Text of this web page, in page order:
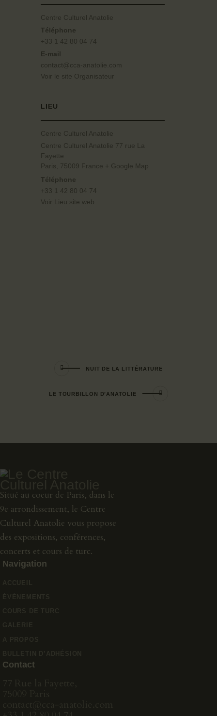
Centre Culturel Anatolie
Téléphone
+33 1 42 80 04 74
E-mail
contact@cca-anatolie.com
Voir le site Organisateur
LIEU
Centre Culturel Anatolie
Centre Culturel Anatolie 77 rue La
Fayette
Paris
75009 France + Google Map
Téléphone
+33 1 42 80 04 74
Voir Lieu site web
NUIT DE LA LITTÉRATURE
LE TOURBILLON D’ANATOLIE
Situé au coeur de Paris, dans le
9e arrondissement, le Centre
Culturel Anatolie vous propose
des expositions, conférences,
concerts et cours de turc.
Navigation
Contact